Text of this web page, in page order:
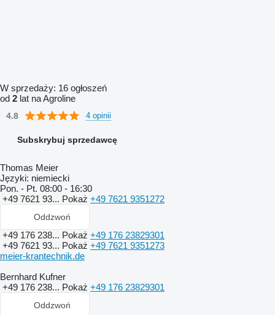
W sprzedaży: 16 ogłoszeń
od 2 lat na Agroline
4.8 4 opinii
Subskrybuj sprzedawcę
Thomas Meier
Języki: niemiecki
Pon. - Pt. 08:00 - 16:30
+49 7621 93... Pokaż +49 7621 9351272
Oddzwoń
+49 176 238... Pokaż +49 176 23829301
+49 7621 93... Pokaż +49 7621 9351273
meier-krantechnik.de
Bernhard Kufner
+49 176 238... Pokaż +49 176 23829301
Oddzwoń